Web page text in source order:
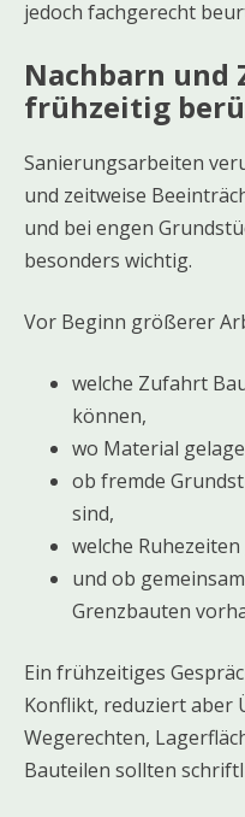
jedoch fachgerecht
Nachbarn und
frühzeitig
Sanierungsarbeiten
und zeitweise
und bei engen
besonders wichtig.
Vor Beginn größerer
welche Zufahrt
können,
wo Material
ob fremde
sind,
welche
und ob
Grenzbauten
Ein frühzeitiges
Konflikt, reduziert aber
Wegerechten,
Bauteilen sollten